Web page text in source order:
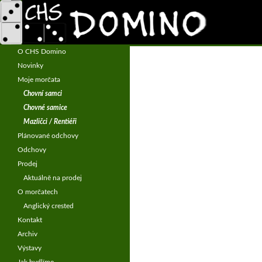
CHS Domino – morčata
Hledat
Chov morčat – anglický crested
O CHS Domino
Novinky
Moje morčata
Chovní samci
Chovné samice
Mazličci / Rentiéři
Plánované odchovy
Odchovy
Prodej
Aktuálně na prodej
O morčatech
Anglický crested
Kontakt
Archiv
Výstavy